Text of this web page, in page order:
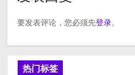
要发表评论，您必须先登录。
热门标签